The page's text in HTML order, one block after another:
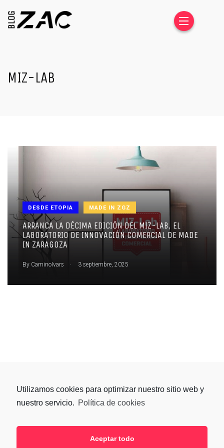
Utilizamos cookies para optimizar nuestro sitio web y
nuestro servicio. Política de cookies
Aceptar todo
MIZ-LAB
DESDE ETOPIA MADE IN ZGZ
ARRANCA LA DÉCIMA EDICIÓN DEL MIZ-LAB, EL
LABORATORIO DE INNOVACIÓN COMERCIAL DE MADE
IN ZARAGOZA
By CaminoIvars . 3 septiembre, 2025